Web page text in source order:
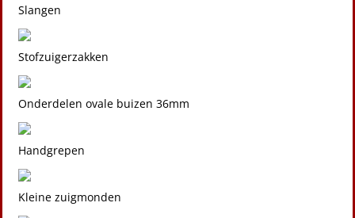
Slangen
Stofzuigerzakken
Onderdelen ovale buizen 36mm
Handgrepen
Kleine zuigmonden